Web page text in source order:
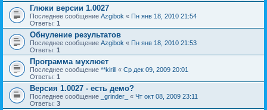
Глюки версии 1.0027
Последнее сообщение Azgibok « Пн янв 18, 2010 21:54
Ответы: 1
Обнуление результатов
Последнее сообщение Azgibok « Пн янв 18, 2010 21:53
Ответы: 1
Программа мухлюет
Последнее сообщение **kirill « Ср дек 09, 2009 20:01
Ответы: 1
Версия 1.0027 - есть демо?
Последнее сообщение _grinder_ « Чт окт 08, 2009 23:11
Ответы: 3